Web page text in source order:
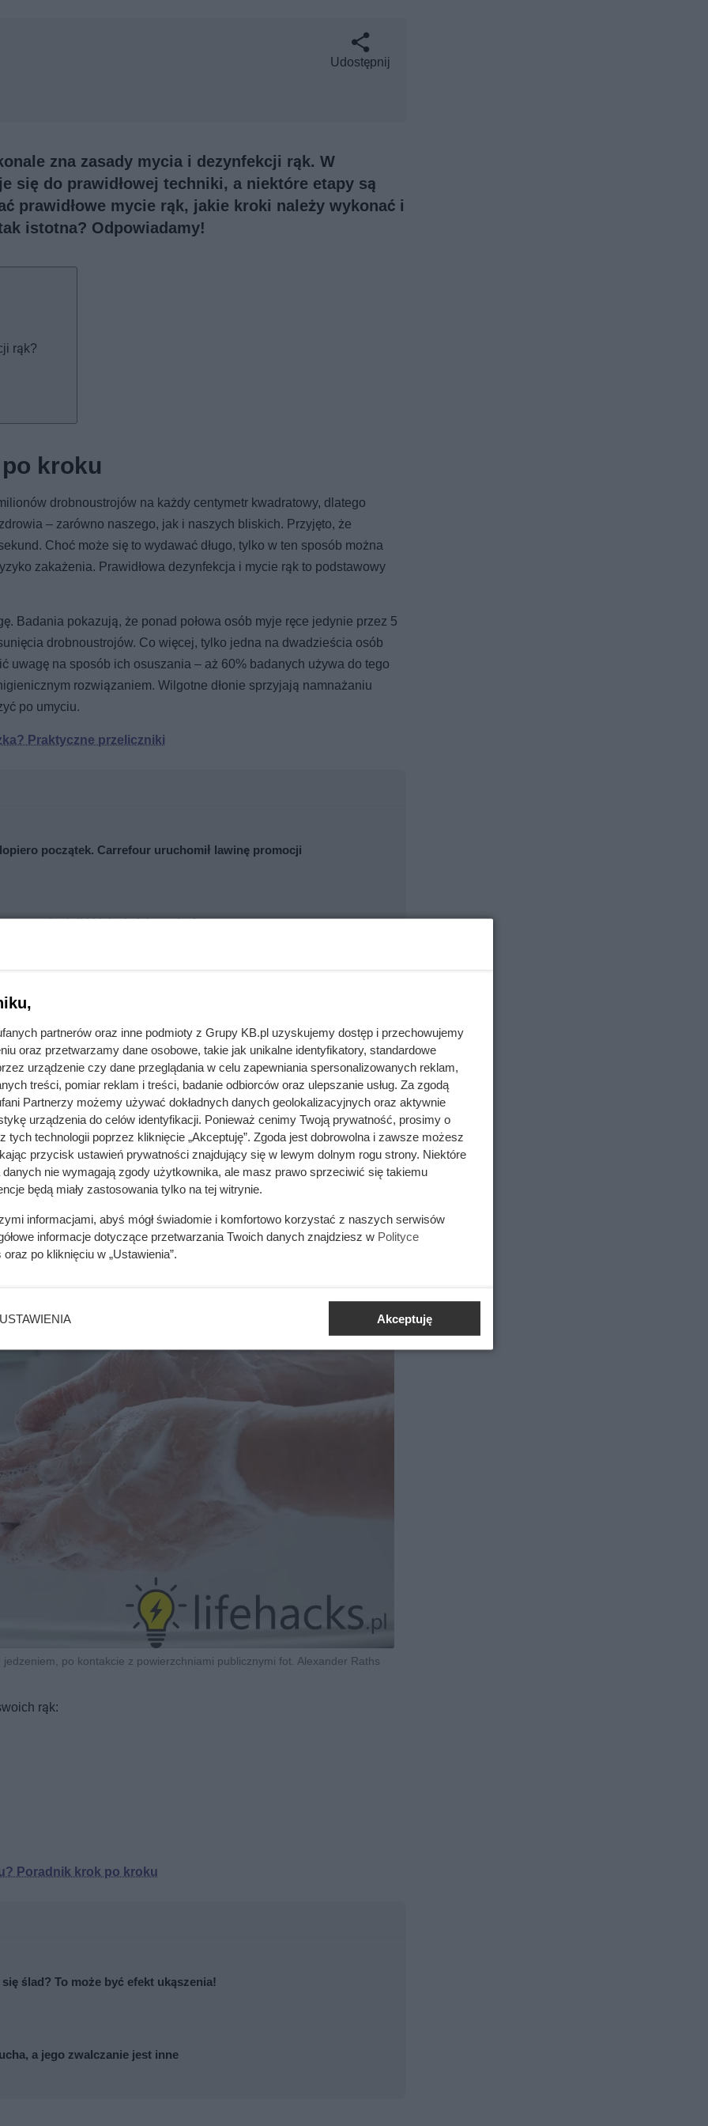
Udostępnij
zna zasady mycia i dezynfekcji rąk. W
się do prawidłowej techniki, a niektóre etapy są
prawidłowe mycie rąk, jakie kroki należy wykonać i
istotna? Odpowiadamy!
rąk?
kroku
drobnoustrojów na każdy centymetr kwadratowy, dlatego
– zarówno naszego, jak i naszych bliskich. Przyjęto, że
Choć może się to wydawać długo, tylko w ten sposób można
zakażenia. Prawidłowa dezynfekcja i mycie rąk to podstawowy
Badania pokazują, że ponad połowa osób myje ręce jedynie przez 5
drobnoustrojów. Co więcej, tylko jedna na dwadzieścia osób
uwagę na sposób ich osuszania – aż 60% badanych używa do tego
rozwiązaniem. Wilgotne dłonie sprzyjają namnażaniu
po umyciu.
Praktyczne przeliczniki
początek. Carrefour uruchomił lawinę promocji
to za szkodniki i jak się ich pozbyć
dezynfekcji rąk?
trzeba zwrócić na to nieco większą uwagę. Są to m.in.:
itd.),
po kontakcie z powierzchniami publicznymi fot. Alexander Raths
rąk:
Poradnik krok po kroku
ślad? To może być efekt ukąszenia!
a jego zwalczanie jest inne
partnerów oraz inne podmioty z Grupy KB.pl uzyskujemy dostęp i przechowujemy
oraz przetwarzamy dane osobowe, takie jak unikalne identyfikatory, standardowe
urządzenie czy dane przeglądania w celu zapewniania spersonalizowanych reklam,
treści, pomiar reklam i treści, badanie odbiorców oraz ulepszanie usług. Za zgodą
Partnerzy możemy używać dokładnych danych geolokalizacyjnych oraz aktywnie
urządzenia do celów identyfikacji. Ponieważ cenimy Twoją prywatność, prosimy o
tych technologii poprzez kliknięcie „Akceptuję”. Zgoda jest dobrowolna i zawsze możesz
przycisk ustawień prywatności znajdujący się w lewym dolnym rogu strony. Niektóre
danych nie wymagają zgody użytkownika, ale masz prawo sprzeciwić się takiemu
będą miały zastosowania tylko na tej witrynie.
informacjami, abyś mógł świadomie i komfortowo korzystać z naszych serwisów
informacje dotyczące przetwarzania Twoich danych znajdziesz w Polityce
oraz po kliknięciu w „Ustawienia”.
USTAWIENIA Akceptuję